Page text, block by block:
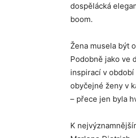
dospělácká
boom.
Žena musela být
Podobně jako ve
inspirací v
obyčejné ženy v
– přece jen byla
K